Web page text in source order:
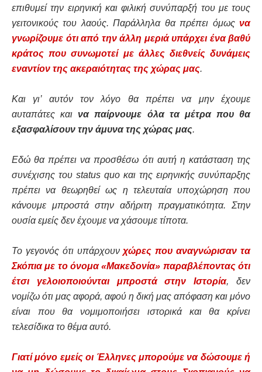
επιθυμεί την ειρηνική και φιλική συνύπαρξή του με τους
γειτονικούς του λαούς. Παράλληλα θα πρέπει όμως να
γνωρίζουμε ότι από την άλλη μεριά υπάρχει ένα βαθύ
κράτος που συνωμοτεί με άλλες διεθνείς δυνάμεις
εναντίον της ακεραιότητας της χώρας μας.
Και γι’ αυτόν τον λόγο θα πρέπει να μην έχουμε
αυταπάτες και να παίρνουμε όλα τα μέτρα που θα
εξασφαλίσουν την άμυνα της χώρας μας.
Εδώ θα πρέπει να προσθέσω ότι αυτή η κατάσταση της
συνέχισης του status quo και της ειρηνικής συνύπαρξης
πρέπει να θεωρηθεί ως η τελευταία υποχώρηση που
κάνουμε μπροστά στην αδήριτη πραγματικότητα. Στην
ουσία εμείς δεν έχουμε να χάσουμε τίποτα.
Το γεγονός ότι υπάρχουν χώρες που αναγνώρισαν τα
Σκόπια με το όνομα «Μακεδονία» παραβλέποντας ότι
έτσι γελοιοποιούνται μπροστά στην Ιστορία, δεν
νομίζω ότι μας αφορά, αφού η δική μας απόφαση και μόνο
είναι που θα νομιμοποιήσει ιστορικά και θα κρίνει
τελεσίδικα το θέμα αυτό.
Γιατί μόνο εμείς οι Έλληνες μπορούμε να δώσουμε ή